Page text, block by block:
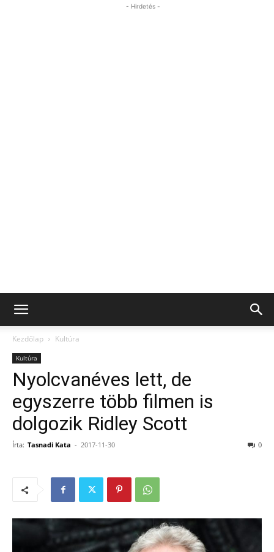
- Hirdetés -
Kezdőlap Kultúra
Kultúra
Nyolcvanéves lett, de
egyszerre több filmen is
dolgozik Ridley Scott
Írta: Tasnadi Kata - 2017-11-30 0